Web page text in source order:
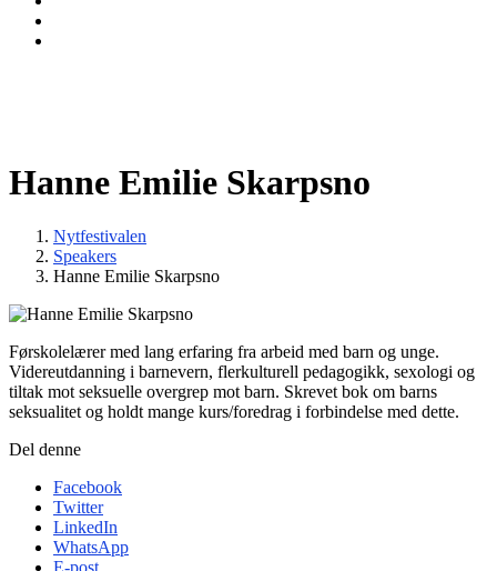
Hanne Emilie Skarpsno
Nytfestivalen
Speakers
Hanne Emilie Skarpsno
Førskolelærer med lang erfaring fra arbeid med barn og unge.
Videreutdanning i barnevern, flerkulturell pedagogikk, sexologi og
tiltak mot seksuelle overgrep mot barn. Skrevet bok om barns
seksualitet og holdt mange kurs/foredrag i forbindelse med dette.
Del denne
Facebook
Twitter
LinkedIn
WhatsApp